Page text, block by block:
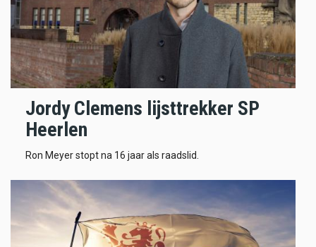
Jordy Clemens lijsttrekker SP
Heerlen
Ron Meyer stopt na 16 jaar als raadslid.